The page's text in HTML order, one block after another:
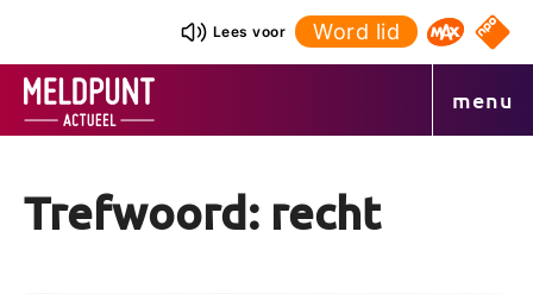
inhoud
Lees voor Word lid Omroep
NPO
menu
Trefwoord: recht